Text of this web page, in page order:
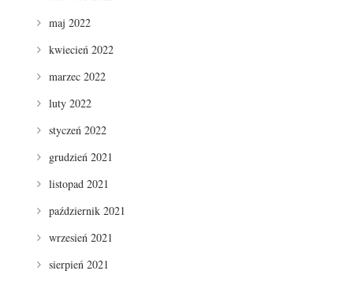
maj 2022
kwiecień 2022
marzec 2022
luty 2022
styczeń 2022
grudzień 2021
listopad 2021
październik 2021
wrzesień 2021
sierpień 2021